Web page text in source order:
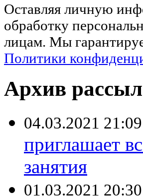
Оставляя личную
обработку
лицам. Мы
Политики
Архив
04.03.2021 21:09
приглашает
занятия
01.03.2021 20:30